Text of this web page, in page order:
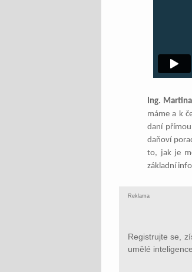
Ing.
máme a k
daní
daňoví
to, jak je
základní
Reklama
Registrujte se,
umělé